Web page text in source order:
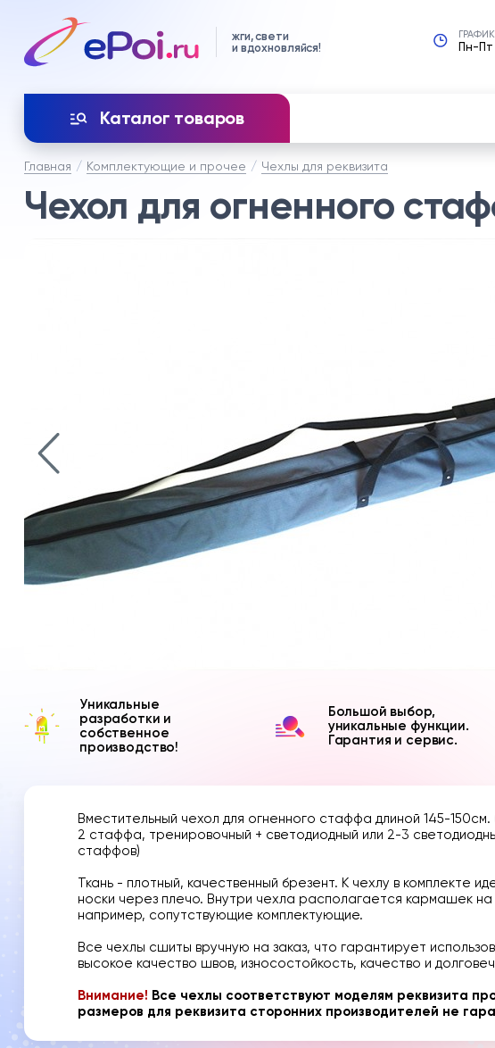
жги, свети
и вдохновляйся!
Пн-Пт
Каталог товаров
Главная Комплектующие и прочее Чехлы для реквизита
Чехол для огненного
Уникальные
разработки и
собственное
производство!
Большой выбор,
уникальные функции.
Гарантия и сервис.
Вместительный чехол для огненного стаффа длиной 145-
2 стаффа, тренировочный + светодиодный или 2-3
стаффов)
Ткань - плотный, качественный брезент. К чехлу в комплекте
носки через плечо. Внутри чехла располагается кармашек
например, сопутствующие комплектующие.
Все чехлы сшиты вручную на заказ, что гарантирует
высокое качество швов, износостойкость, качество и
Внимание! Все чехлы соответствуют моделям реквизита
размеров для реквизита сторонних производителей не